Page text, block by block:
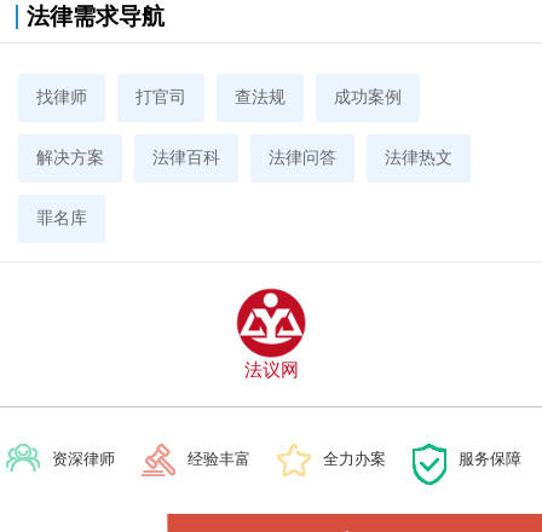
法律需求导航
找律师 打官司 查法规 成功案例
解决方案 法律百科 法律问答 法律热文
罪名库
法议网
资深律师 经验丰富 全力办案 服务保障